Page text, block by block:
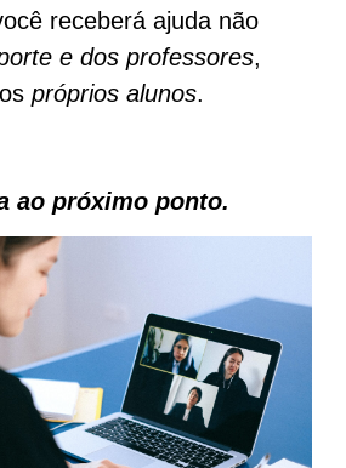
receberá ajuda não
e dos professores,
próprios alunos.
ao próximo ponto.